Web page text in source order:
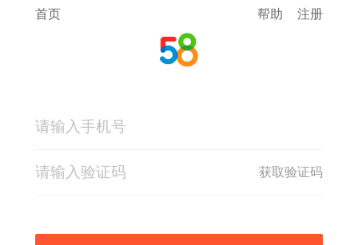
首页 帮助 注册
获取验证码